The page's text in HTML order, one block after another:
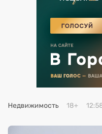
Премия
Премия
Недвижимость 18+